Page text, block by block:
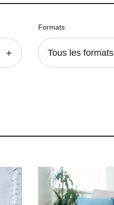
Formats
Tous les formats